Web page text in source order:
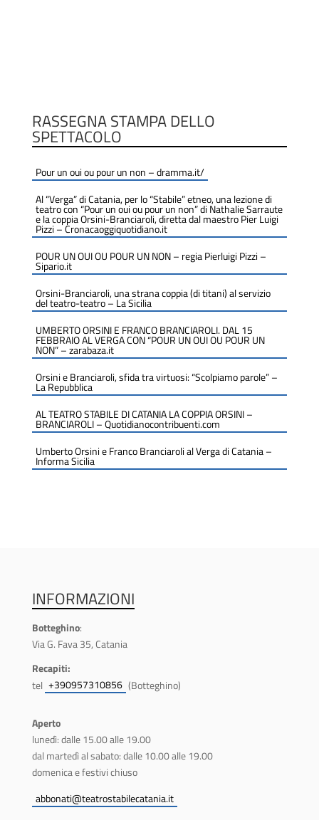
RASSEGNA STAMPA DELLO
SPETTACOLO
Pour un oui ou pour un non – dramma.it/
Al “Verga” di Catania, per lo “Stabile” etneo, una lezione di
teatro con “Pour un oui ou pour un non” di Nathalie Sarraute
e la coppia Orsini-Branciaroli, diretta dal maestro Pier Luigi
Pizzi – Cronacaoggiquotidiano.it
POUR UN OUI OU POUR UN NON – regia Pierluigi Pizzi –
Sipario.it
Orsini-Branciaroli, una strana coppia (di titani) al servizio
del teatro-teatro – La Sicilia
UMBERTO ORSINI E FRANCO BRANCIAROLI. DAL 15
FEBBRAIO AL VERGA CON “POUR UN OUI OU POUR UN
NON” – zarabaza.it
Orsini e Branciaroli, sfida tra virtuosi: “Scolpiamo parole” –
La Repubblica
AL TEATRO STABILE DI CATANIA LA COPPIA ORSINI –
BRANCIAROLI – Quotidianocontribuenti.com
Umberto Orsini e Franco Branciaroli al Verga di Catania –
Informa Sicilia
INFORMAZIONI
Botteghino:
Via G. Fava 35, Catania
Recapiti:
tel +390957310856 (Botteghino)
Aperto
lunedì: dalle 15.00 alle 19.00
dal martedì al sabato: dalle 10.00 alle 19.00
domenica e festivi chiuso
abbonati@teatrostabilecatania.it